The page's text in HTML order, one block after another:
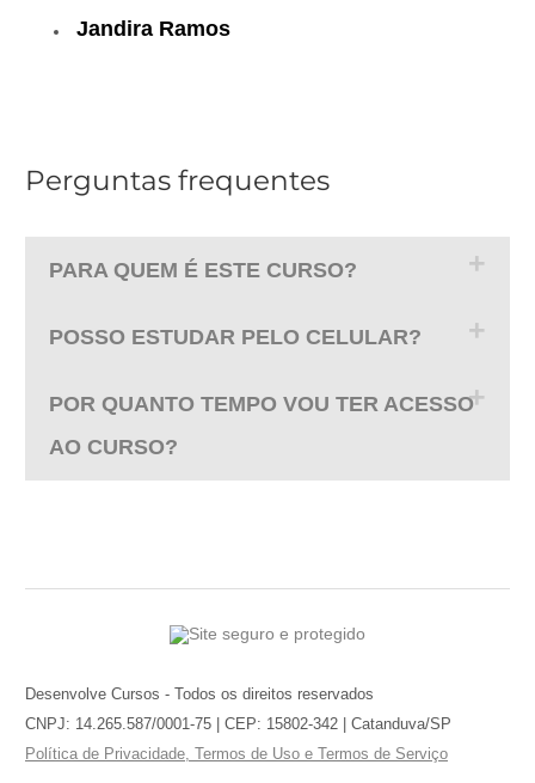
Jandira Ramos
Perguntas frequentes
PARA QUEM É ESTE CURSO?
POSSO ESTUDAR PELO CELULAR?
POR QUANTO TEMPO VOU TER ACESSO
AO CURSO?
Desenvolve Cursos - Todos os direitos reservados
CNPJ: 14.265.587/0001-75 | CEP: 15802-342 | Catanduva/SP
Política de Privacidade, Termos de Uso e Termos de Serviço